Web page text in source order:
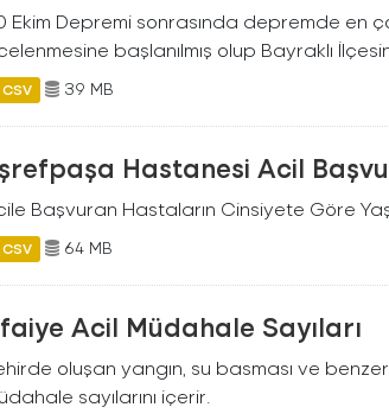
Ekim Depremi sonrasında depremde en
başlanılmış olup Bayraklı
39 MB
Hastanesi Acil
Başvuran Hastaların Cinsiyete Göre Yaş
CSV 64 MB
Acil Müdahale Sayıları
oluşan yangın, su basması ve
sayılarını içerir.